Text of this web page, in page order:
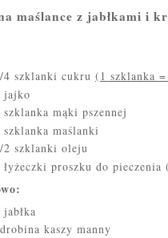
maślance z jabłkami i
4 szklanki cukru (1 szklanka
jajko
szklanka mąki pszennej
szklanka maślanki
2 szklanki oleju
łyżeczki proszku do pieczenia
jabłka
kaszy manny